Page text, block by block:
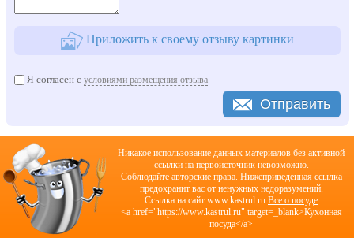
Приложить к своему отзыву картинки
Я согласен с условиями размещения отзыва
Отправить
Никакое использование данных материалов без активной
ссылки на первоисточник невозможно.
Соблюдайте авторские права. Нижеприведенная ссылка
предохранит вас от ненужных недоразумений.
Cсылка на сайт www.kastrul.ru Все о посуде
<a href="https://www.kastrul.ru" target=_blank>Кухонная
посуда</a>